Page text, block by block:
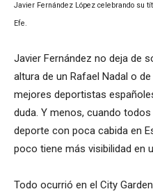
Javier Fernández López celebrando su
Efe.
Javier Fernández no deja de
altura de un Rafael Nadal o
mejores deportistas
duda. Y menos, cuando
deporte con poca cabida en
poco tiene más visibilidad en
Todo ocurrió en el City